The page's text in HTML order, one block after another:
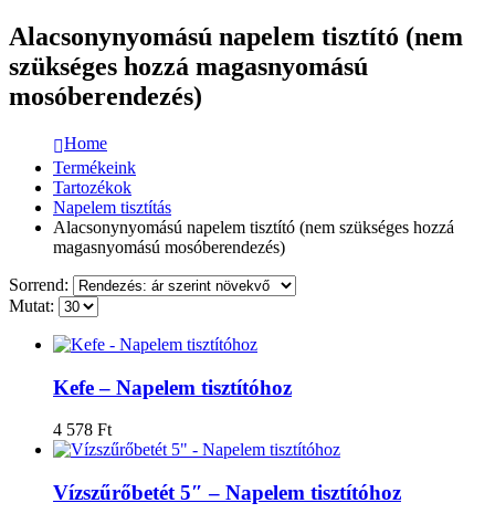
Alacsonynyomású napelem tisztító (nem
szükséges hozzá magasnyomású
mosóberendezés)
Home
Termékeink
Tartozékok
Napelem tisztítás
Alacsonynyomású napelem tisztító (nem szükséges hozzá
magasnyomású mosóberendezés)
Sorrend:
Mutat:
Kefe – Napelem tisztítóhoz
4 578 Ft
Vízszűrőbetét 5″ – Napelem tisztítóhoz